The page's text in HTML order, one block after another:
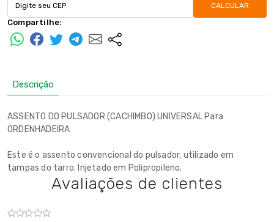
CALCULAR
Compartilhe:
Descrição
ASSENTO DO PULSADOR (CACHIMBO) UNIVERSAL Para
ORDENHADEIRA
Este é o assento convencional do pulsador, utilizado em
tampas do tarro. Injetado em Polipropileno.
Avaliações de clientes